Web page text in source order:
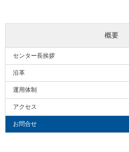
概要
センター長挨拶
沿革
運用体制
アクセス
お問合せ